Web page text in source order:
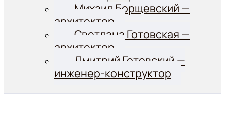
Михаил Борщевский —
архитектор
Светлана Готовская —
архитектор
Дмитрий Готовский —
инженер-конструктор